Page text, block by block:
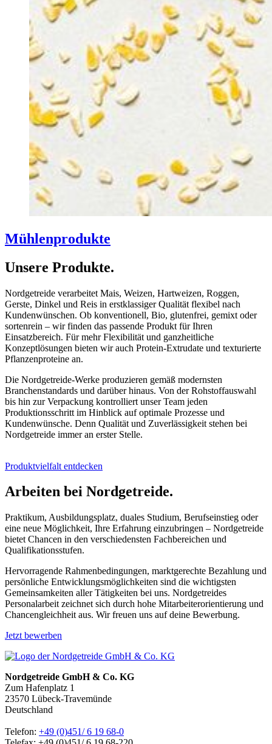
Mühlen­produkte
Unsere Produkte.
Nordgetreide verarbeitet Mais, Weizen, Hartweizen, Roggen,
Gerste, Dinkel und Reis in erstklassiger Qualität flexibel nach
Kundenwünschen. Ob konventionell, Bio, glutenfrei, gemixt oder
sortenrein – wir finden das passende Produkt für Ihren
Einsatzbereich. Für mehr Flexibilität und ganzheitliche
Konzeptlösungen bieten wir auch Protein-Extrudate und texturierte
Pflanzenproteine an.
Die Nordgetreide-Werke produzieren gemäß modernsten
Branchenstandards und darüber hinaus. Von der Rohstoffauswahl
bis hin zur Verpackung kontrolliert unser Team jeden
Produktionsschritt im Hinblick auf optimale Prozesse und
Kundenwünsche. Denn Qualität und Zuverlässigkeit stehen bei
Nordgetreide immer an erster Stelle.
Produktvielfalt entdecken
Arbeiten bei Nordgetreide.
Praktikum, Ausbildungsplatz, duales Studium, Berufseinstieg oder
eine neue Möglichkeit, Ihre Erfahrung einzubringen – Nordgetreide
bietet Chancen in den verschiedensten Fachbereichen und
Qualifikationsstufen.
Hervorragende Rahmenbedingungen, marktgerechte Bezahlung und
persönliche Entwicklungsmöglichkeiten sind die wichtigsten
Gemeinsamkeiten aller Tätigkeiten bei uns. Nordgetreides
Personalarbeit zeichnet sich durch hohe Mitarbeiterorientierung und
Chancengleichheit aus. Wir freuen uns auf deine Bewerbung.
Jetzt bewerben
Nordgetreide GmbH & Co. KG
Zum Hafenplatz 1
23570 Lübeck-Travemünde
Deutschland
Telefon: +49 (0)451/ 6 19 68-0